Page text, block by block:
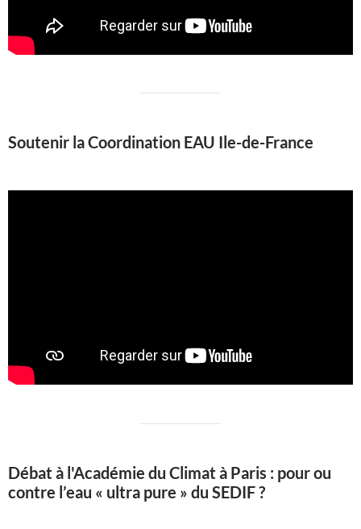
Soutenir la Coordination EAU Ile-de-France
Débat à l'Académie du Climat à Paris : pour ou
contre l’eau « ultra pure » du SEDIF ?